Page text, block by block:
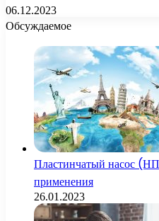
06.12.2023
Обсуждаемое
Пластинчатый насос
применения
26.01.2023